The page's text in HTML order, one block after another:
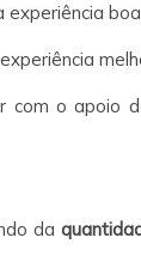
experiência
com o apoio
da